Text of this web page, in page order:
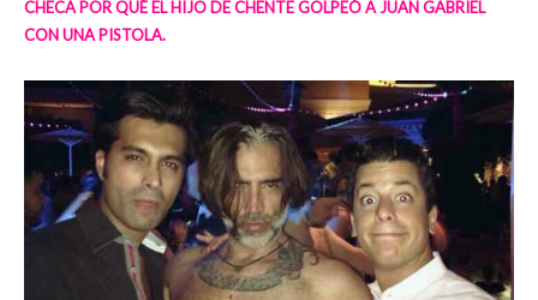
CHECA POR QUÉ EL HIJO DE CHENTE GOLPEÓ A JUAN GABRIEL
CON UNA PISTOLA.